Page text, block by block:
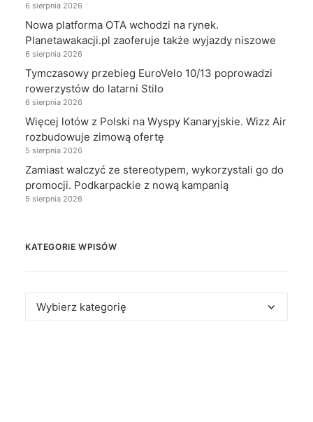
6 sierpnia 2026
Nowa platforma OTA wchodzi na rynek.
Planetawakacji.pl zaoferuje także wyjazdy niszowe
6 sierpnia 2026
Tymczasowy przebieg EuroVelo 10/13 poprowadzi
rowerzystów do latarni Stilo
6 sierpnia 2026
Więcej lotów z Polski na Wyspy Kanaryjskie. Wizz Air
rozbudowuje zimową ofertę
5 sierpnia 2026
Zamiast walczyć ze stereotypem, wykorzystali go do
promocji. Podkarpackie z nową kampanią
5 sierpnia 2026
KATEGORIE WPISÓW
Kategorie